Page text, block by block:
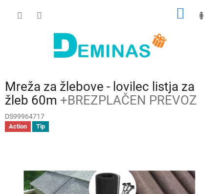
Mreža za žlebove - lovilec listja za
žleb 60m +BREZPLAČEN PREVOZ
DS99964717
Action Tip